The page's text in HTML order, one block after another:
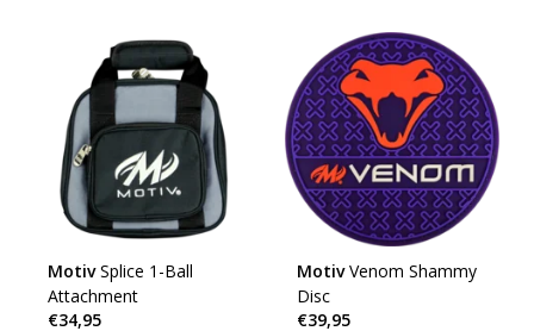
Motiv Splice 1-Ball
Attachment
€34,95
Motiv Venom Shammy
Disc
€39,95